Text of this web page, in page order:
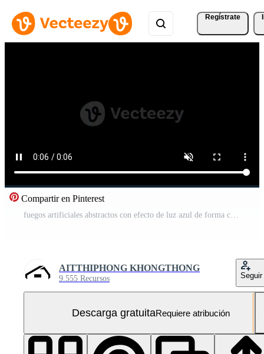
Regístrate
Compartir en Pinterest
fuegos artificiales abstractos con efecto de luz azul de forma circular reunidos. gota de agua azul abstracto sobre fondo negro. Fondo animado de vídeo. Vídeo Gratis
AITTHIPHONG KHONGTHONG
9.555 Recursos Seguir
Descarga gratuitaRequiere atribución